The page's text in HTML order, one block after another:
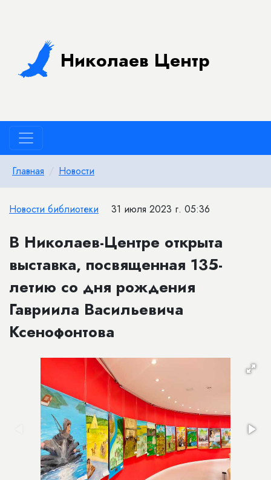
Николаев Центр
Главная Новости
Новости библиотеки 31 июля 2023 г. 05:36
В Николаев-Центре открыта
выставка, посвященная 135-
летию со дня рождения
Гавриила Васильевича
Ксенофонтова